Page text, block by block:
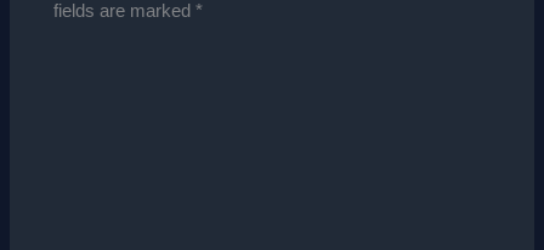
fields are marked*